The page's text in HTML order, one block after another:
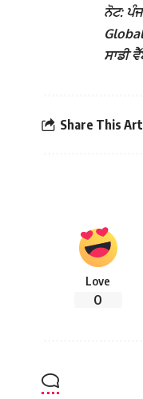
ਨੋਟ:
ਸਾਡੀ
Share This
Love
0